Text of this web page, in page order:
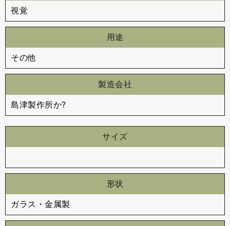
視覚
用途
その他
製造会社
島津製作所か?
サイズ
形状
ガラス・金属製